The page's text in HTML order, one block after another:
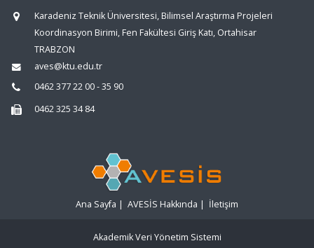
Karadeniz Teknik Üniversitesi, Bilimsel Araştırma Projeleri
Koordinasyon Birimi, Fen Fakültesi Giriş Katı, Ortahisar
TRABZON
aves@ktu.edu.tr
0462 377 22 00 - 35 90
0462 325 34 84
Ana Sayfa | AVESİS Hakkında | İletişim
Akademik Veri Yönetim Sistemi